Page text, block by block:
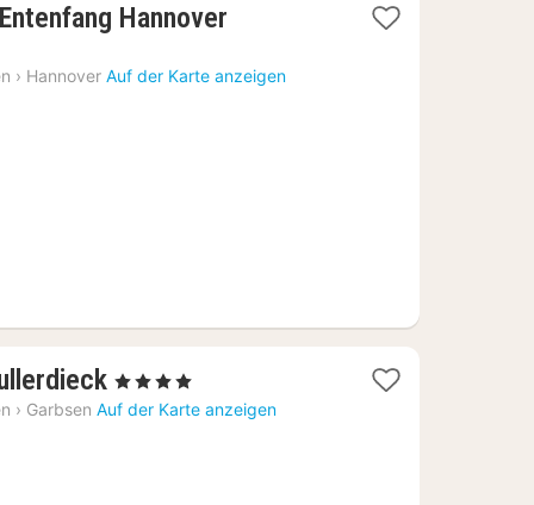
Hannover
ab
› Hannover Auf der Karte anzeigen
1
Nacht
, 4 Sterne
› Garbsen Auf der Karte anzeigen